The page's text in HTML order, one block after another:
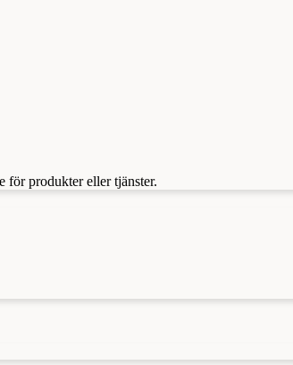
för produkter eller tjänster.